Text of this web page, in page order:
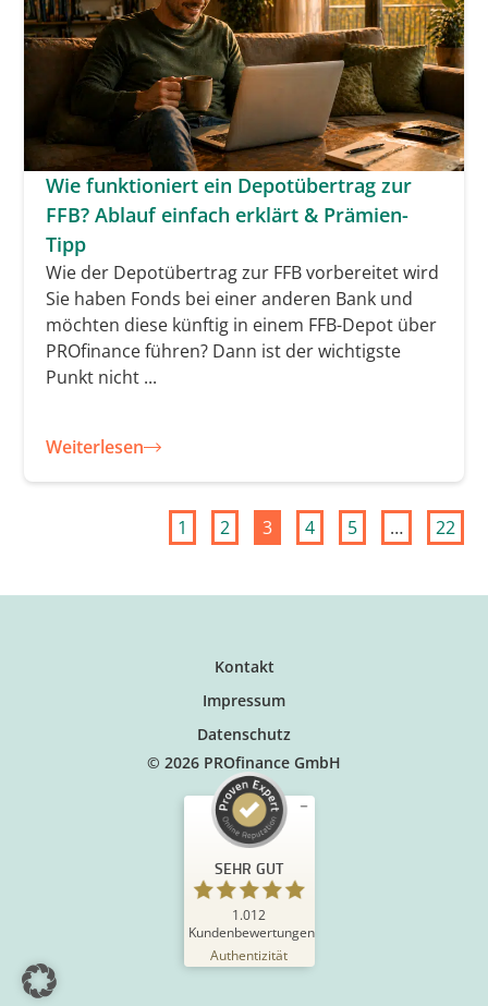
Wie funktioniert ein Depotübertrag zur
FFB? Ablauf einfach erklärt & Prämien-
Tipp
Wie der Depotübertrag zur FFB vorbereitet wird
Sie haben Fonds bei einer anderen Bank und
möchten diese künftig in einem FFB-Depot über
PROfinance führen? Dann ist der wichtigste
Punkt nicht ...
Weiterlesen
1 2 3 4 5 … 22
Kontakt
Impressum
Datenschutz
© 2026 PROfinance GmbH
SEHR GUT
1.012
Kundenbewertungen
Authentizität